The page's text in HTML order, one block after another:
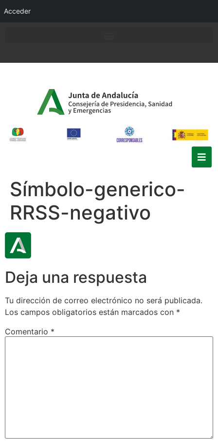
Acceder
Símbolo-generico-
RRSS-negativo
Deja una respuesta
Tu dirección de correo electrónico no será publicada.
Los campos obligatorios están marcados con *
Comentario *